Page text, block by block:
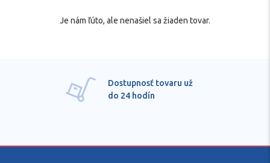
Je nám ľúto, ale nenašiel sa žiaden tovar.
Dostupnosť tovaru už
do 24 hodín